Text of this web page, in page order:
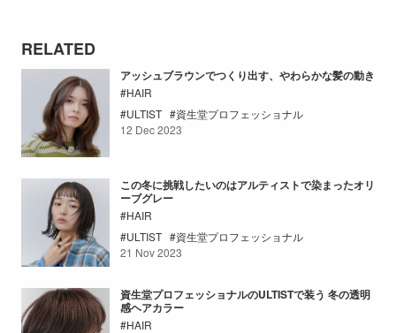
RELATED
アッシュブラウンでつくり出す、やわらかな髪の動き
HAIR
ULTIST
資生堂プロフェッショナル
12 Dec 2023
この冬に挑戦したいのはアルティストで染まったオリ
ーブグレー
HAIR
ULTIST
資生堂プロフェッショナル
21 Nov 2023
資生堂プロフェッショナルのULTISTで装う 冬の透明
感ヘアカラー
HAIR